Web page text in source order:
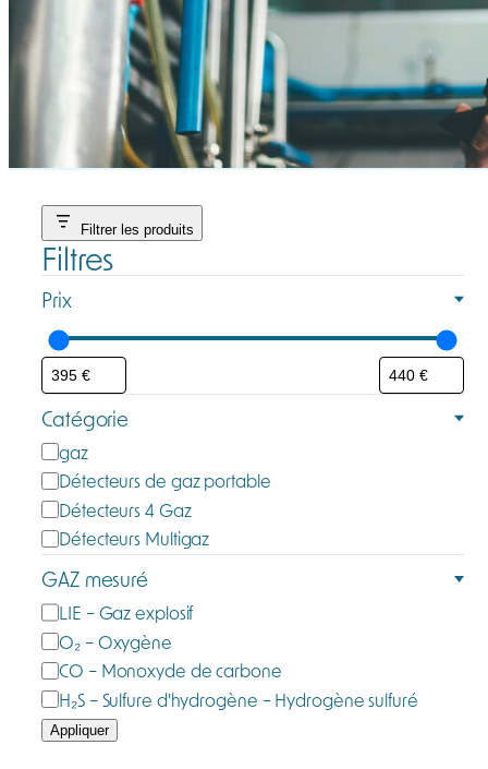
Filtrer les produits
Filtres
Prix
Catégorie
C
a
t
é
g
o
i
e
gaz
Détecteurs de gaz portable
Détecteurs 4 Gaz
Détecteurs Multigaz
GAZ mesuré
G
a
z
m
e
s
LIE – Gaz explosif
O₂ – Oxygène
CO – Monoxyde de carbone
H₂S – Sulfure d'hydrogène – Hydrogène sulfuré
Appliquer